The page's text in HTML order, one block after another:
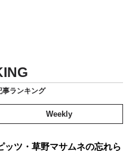
事ランキング
Weekly
ツ・草野マサムネの忘れら